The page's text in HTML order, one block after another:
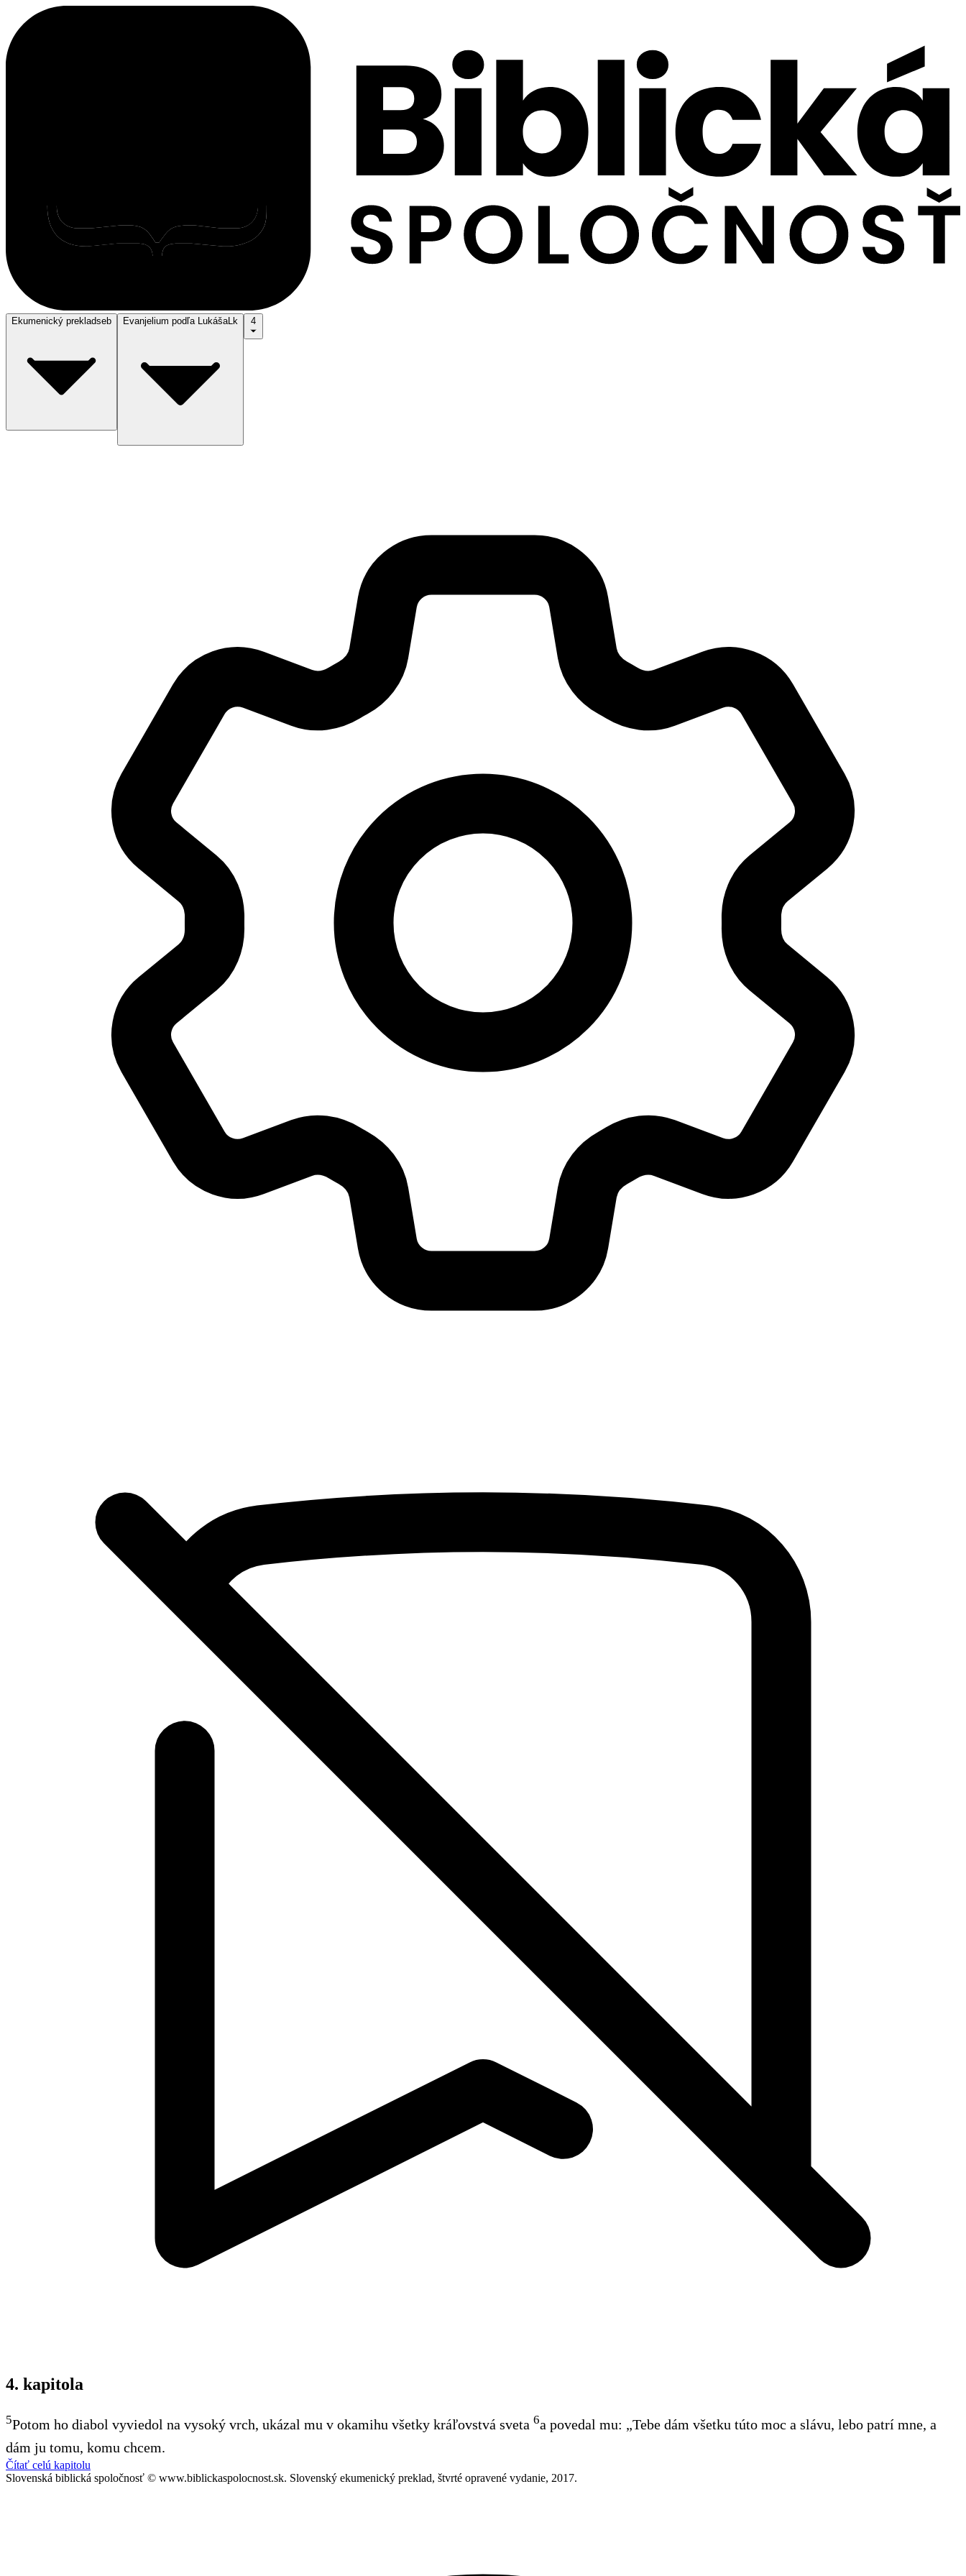
Ekumenický prekladseb Evanjelium podľa LukášaLk
4. kapitola
5Potom ho diabol vyviedol na vysoký vrch, ukázal mu v okamihu všetky kráľovstvá sveta 6a povedal mu: „Tebe dám všetku túto moc a slávu, lebo patrí mne, a
dám ju tomu, komu chcem.
Čítať celú kapitolu
Slovenská biblická spoločnosť © www.biblickaspolocnost.sk. Slovenský ekumenický preklad, štvrté opravené vydanie, 2017.